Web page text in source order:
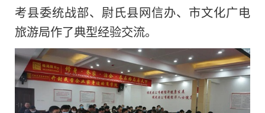
考县委统战部、尉氏县网信办、市文化广电
旅游局作了典型经验交流。